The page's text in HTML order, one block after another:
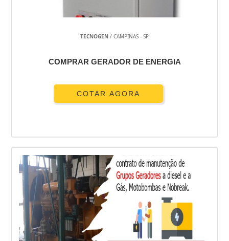
TECNOGEN / CAMPINAS - SP
COMPRAR GERADOR DE ENERGIA
COTAR AGORA